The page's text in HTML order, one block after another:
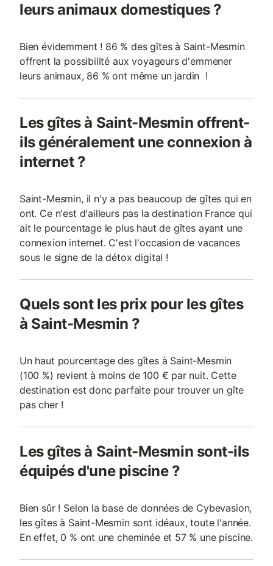
leurs animaux domestiques ?
Bien évidemment ! 86 % des gîtes à Saint-Mesmin
offrent la possibilité aux voyageurs d'emmener
leurs animaux, 86 % ont même un jardin !
Les gîtes à Saint-Mesmin offrent-
ils généralement une connexion à
internet ?
Saint-Mesmin, il n'y a pas beaucoup de gîtes qui en
ont. Ce n'est d'ailleurs pas la destination France qui
ait le pourcentage le plus haut de gîtes ayant une
connexion internet. C'est l'occasion de vacances
sous le signe de la détox digital !
Quels sont les prix pour les gîtes
à Saint-Mesmin ?
Un haut pourcentage des gîtes à Saint-Mesmin
(100 %) revient à moins de 100 € par nuit. Cette
destination est donc parfaite pour trouver un gîte
pas cher !
Les gîtes à Saint-Mesmin sont-ils
équipés d'une piscine ?
Bien sûr ! Selon la base de données de Cybevasion,
les gîtes à Saint-Mesmin sont idéaux, toute l'année.
En effet, 0 % ont une cheminée et 57 % une piscine.